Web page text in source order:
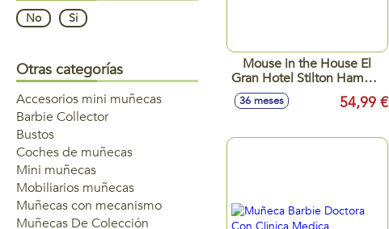
Mouse in the House El
Gran Hotel Stilton Hamper
con luz 33x25x9 cm
Incluye 3 figura y
36 meses 54,99 €
No Si
Otras categorías
Accesorios mini muñecas
Barbie Collector
Bustos
Coches de muñecas
Mini muñecas
Mobiliarios muñecas
Muñecas con mecanismo
Muñecas De Colección